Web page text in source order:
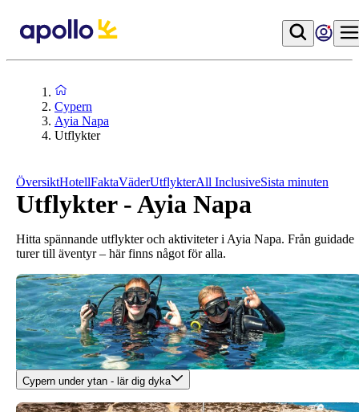
Cypern
Ayia Napa
Utflykter
ÖversiktHotellFaktaVäderUtflykterAll InclusiveSista minuten
Utflykter - Ayia Napa
Hitta spännande utflykter och aktiviteter i Ayia Napa. Från guidade
turer till äventyr – här finns något för alla.
Cypern under ytan - lär dig dyka